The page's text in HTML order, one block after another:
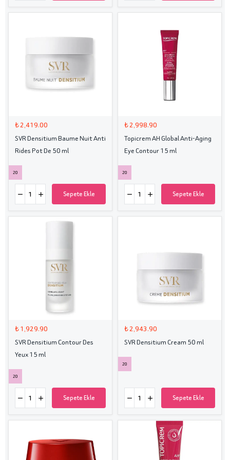
₺ 2,419.00
SVR Densitium Baume Nuit Anti
Rides Pot De 50 ml
20
Sepete Ekle
₺ 2,998.90
Topicrem AH Global Anti-Aging
Eye Contour 15 ml
20
Sepete Ekle
₺ 1,929.90
SVR Densitium Contour Des
Yeux 15 ml
20
Sepete Ekle
₺ 2,943.90
SVR Densitium Cream 50 ml
20
Sepete Ekle